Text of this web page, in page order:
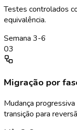
Testes controlados
equivalência.
Semana 3-6
03
Migração por
Mudança
transição para